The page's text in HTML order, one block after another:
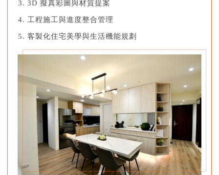
3D 擬真彩圖與材質提案
工程施工與進度整合管理
客製化住宅美學與生活機能規劃